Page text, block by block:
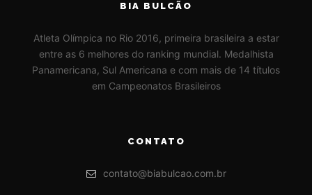
BIA BULCÃO
Atleta Olímpica no Rio 2016, primeira brasileira a estar
entre as 6 melhores do ranking mundial. Medalhista
Panamericana, Sul Americana e com mais de 14 títulos
em Campeonatos Brasileiros
CONTATO
contato@biabulcao.com.br